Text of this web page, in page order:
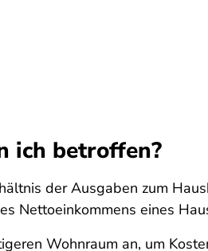
ich betroffen?
der Ausgaben zum
Nettoeinkommens eines
Wohnraum an, um